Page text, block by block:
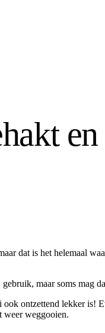
dat is het helemaal
maar soms mag
ontzettend lekker is!
weer weggooien.